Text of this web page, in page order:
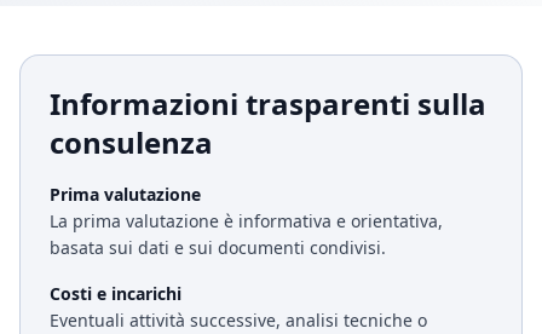
Informazioni trasparenti sulla
consulenza
Prima valutazione
La prima valutazione è informativa e orientativa,
basata sui dati e sui documenti condivisi.
Costi e incarichi
Eventuali attività successive, analisi tecniche o